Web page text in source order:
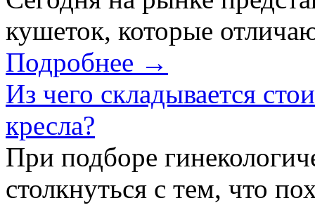
кушеток, которые
Подробнее →
Из чего складывается
кресла?
При подборе
столкнуться с тем, что